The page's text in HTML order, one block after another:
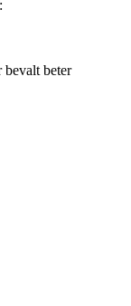
bevalt beter